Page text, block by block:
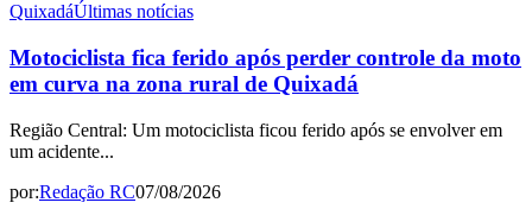
QuixadáÚltimas notícias
Motociclista fica ferido após perder controle da moto
em curva na zona rural de Quixadá
Região Central: Um motociclista ficou ferido após se envolver em
um acidente...
por:Redação RC07/08/2026